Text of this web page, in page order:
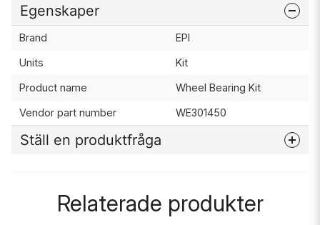
Egenskaper
Brand EPI
Units Kit
Product name Wheel Bearing Kit
Vendor part number WE301450
Ställ en produktfråga
Relaterade produkter